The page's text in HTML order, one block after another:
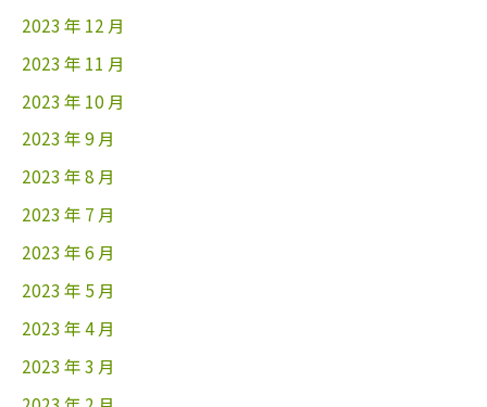
2023 年 12 月
2023 年 11 月
2023 年 10 月
2023 年 9 月
2023 年 8 月
2023 年 7 月
2023 年 6 月
2023 年 5 月
2023 年 4 月
2023 年 3 月